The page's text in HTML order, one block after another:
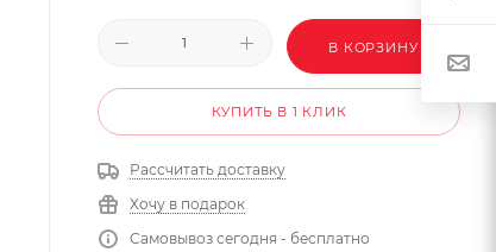
В КОРЗИНУ
КУПИТЬ В 1 КЛИК
Рассчитать доставку
Хочу в подарок
Самовывоз сегодня - бесплатно